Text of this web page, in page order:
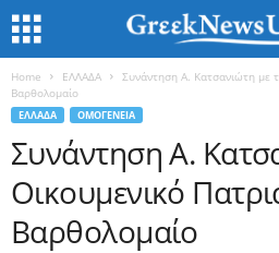
Home ΕΛΛΑΔΑ
Συνάντηση Α. Κατσανιώτη με
Βαρθολομαίο
ΕΛΛΑΔΑ ΟΜΟΓΕΝΕΙΑ
Συνάντηση Α.
Οικουμενικό
Βαρθολομαίο